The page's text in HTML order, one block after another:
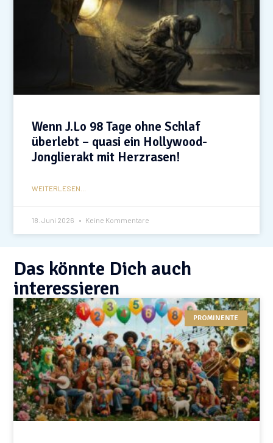
Wenn J.Lo 98 Tage ohne Schlaf
überlebt – quasi ein Hollywood-
Jonglierakt mit Herzrasen!
WEITERLESEN...
18. Juni 2026 Keine Kommentare
Das könnte Dich auch
interessieren
PROMINENTE